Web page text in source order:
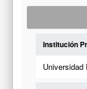
Institución